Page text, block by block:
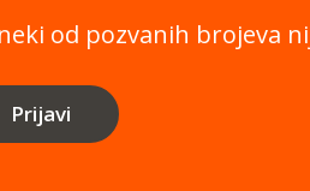
od pozvanih brojeva
Prijavi